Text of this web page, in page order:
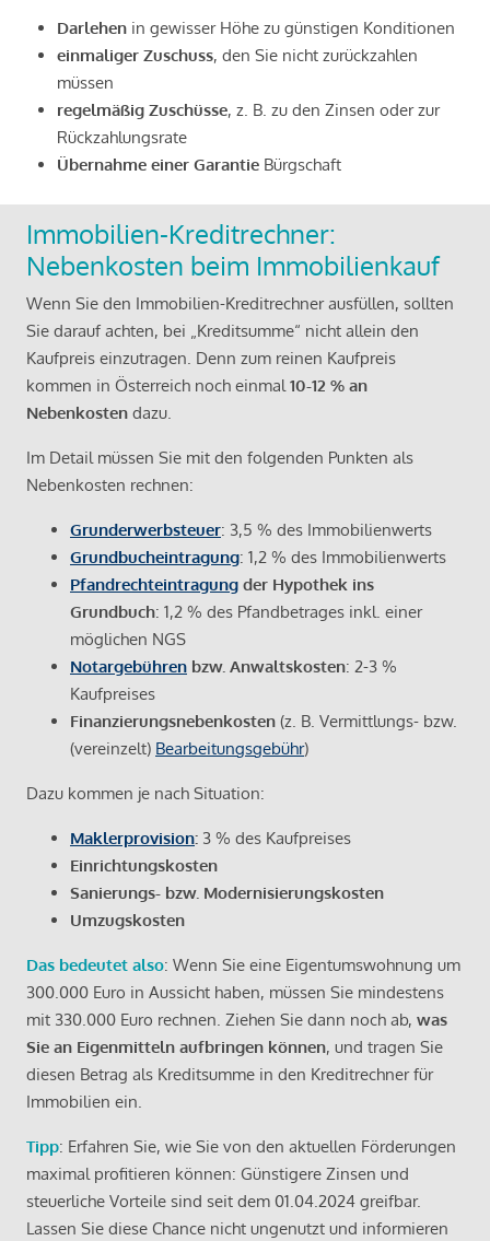
Darlehen in gewisser Höhe zu günstigen Konditionen
einmaliger Zuschuss, den Sie nicht zurückzahlen
müssen
regelmäßig Zuschüsse, z. B. zu den Zinsen oder zur
Rückzahlungsrate
Übernahme einer Garantie Bürgschaft
Immobilien-Kreditrechner:
Nebenkosten beim Immobilienkauf
Wenn Sie den Immobilien-Kreditrechner ausfüllen, sollten
Sie darauf achten, bei „Kreditsumme“ nicht allein den
Kaufpreis einzutragen. Denn zum reinen Kaufpreis
kommen in Österreich noch einmal10-12 % an
Nebenkosten dazu.
Im Detail müssen Sie mit den folgenden Punkten als
Nebenkosten rechnen:
Grunderwerbsteuer: 3,5 % des Immobilienwerts
Grundbucheintragung: 1,2 % des Immobilienwerts
Pfandrechteintragung der Hypothek ins
Grundbuch: 1,2 % des Pfandbetrages inkl. einer
möglichen NGS
Notargebühren bzw. Anwaltskosten: 2-3 %
Kaufpreises
Finanzierungsnebenkosten (z. B. Vermittlungs- bzw.
(vereinzelt) Bearbeitungsgebühr)
Dazu kommen je nach Situation:
Maklerprovision: 3 % des Kaufpreises
Einrichtungskosten
Sanierungs- bzw. Modernisierungskosten
Umzugskosten
Das bedeutet also: Wenn Sie eine Eigentumswohnung um
300.000 Euro in Aussicht haben, müssen Sie mindestens
mit 330.000 Euro rechnen. Ziehen Sie dann noch ab, was
Sie an Eigenmitteln aufbringen können, und tragen Sie
diesen Betrag als Kreditsumme in den Kreditrechner für
Immobilien ein.
Tipp: Erfahren Sie, wie Sie von den aktuellen Förderungen
maximal profitieren können: Günstigere Zinsen und
steuerliche Vorteile sind seit dem 01.04.2024 greifbar.
Lassen Sie diese Chance nicht ungenutzt und informieren